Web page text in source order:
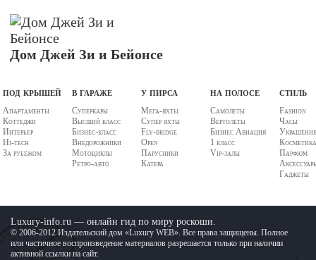
Дом Джей Зи и Бейонсе
под крышей
Апартаменты
Коттеджи
Интерьер
Hi-tech
За рубежом
в гараже
Суперкары
Высший класс
Бизнес-класс
Внедорожники
Мотоциклы
Ретро-авто
у пирса
Мега-яхты
Супер яхты
Fly-bridge
Open
Парусники
Катера
на полосе
Самолеты
Вертолеты
Бизнес Авиация
1 класс
Vip-залы
стиль
Fashion
Часы
Парфюм
Гаджеты
Luxury-info.ru — онлайн гид по миру роскоши.
© 2006-2012 Издательский дом «Luxury WEB». Все права защищены. Полное
или частичное воспроизведение материалов разрешается только при наличии
активной ссылки на сайт.